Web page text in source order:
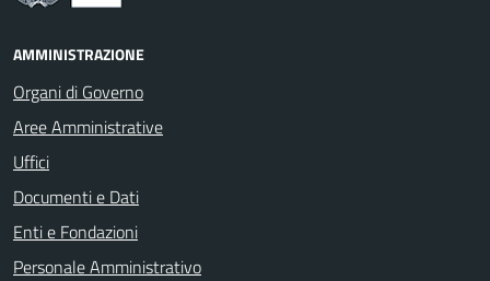
AMMINISTRAZIONE
Organi di Governo
Aree Amministrative
Uffici
Documenti e Dati
Enti e Fondazioni
Personale Amministrativo